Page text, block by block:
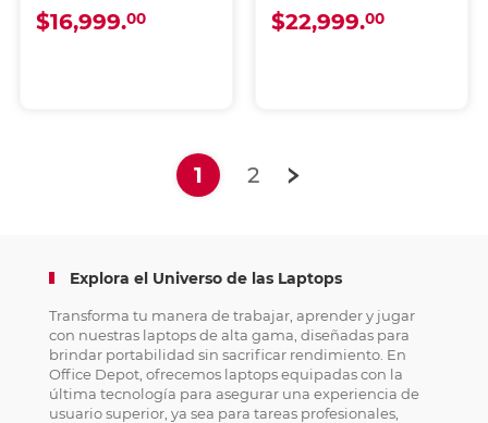
$16,999.00 $22,999.00
1 (current)
2
Explora el Universo de las Laptops
Transforma tu manera de trabajar, aprender y jugar
con nuestras laptops de alta gama, diseñadas para
brindar portabilidad sin sacrificar rendimiento. En
Office Depot, ofrecemos laptops equipadas con la
última tecnología para asegurar una experiencia de
usuario superior, ya sea para tareas profesionales,